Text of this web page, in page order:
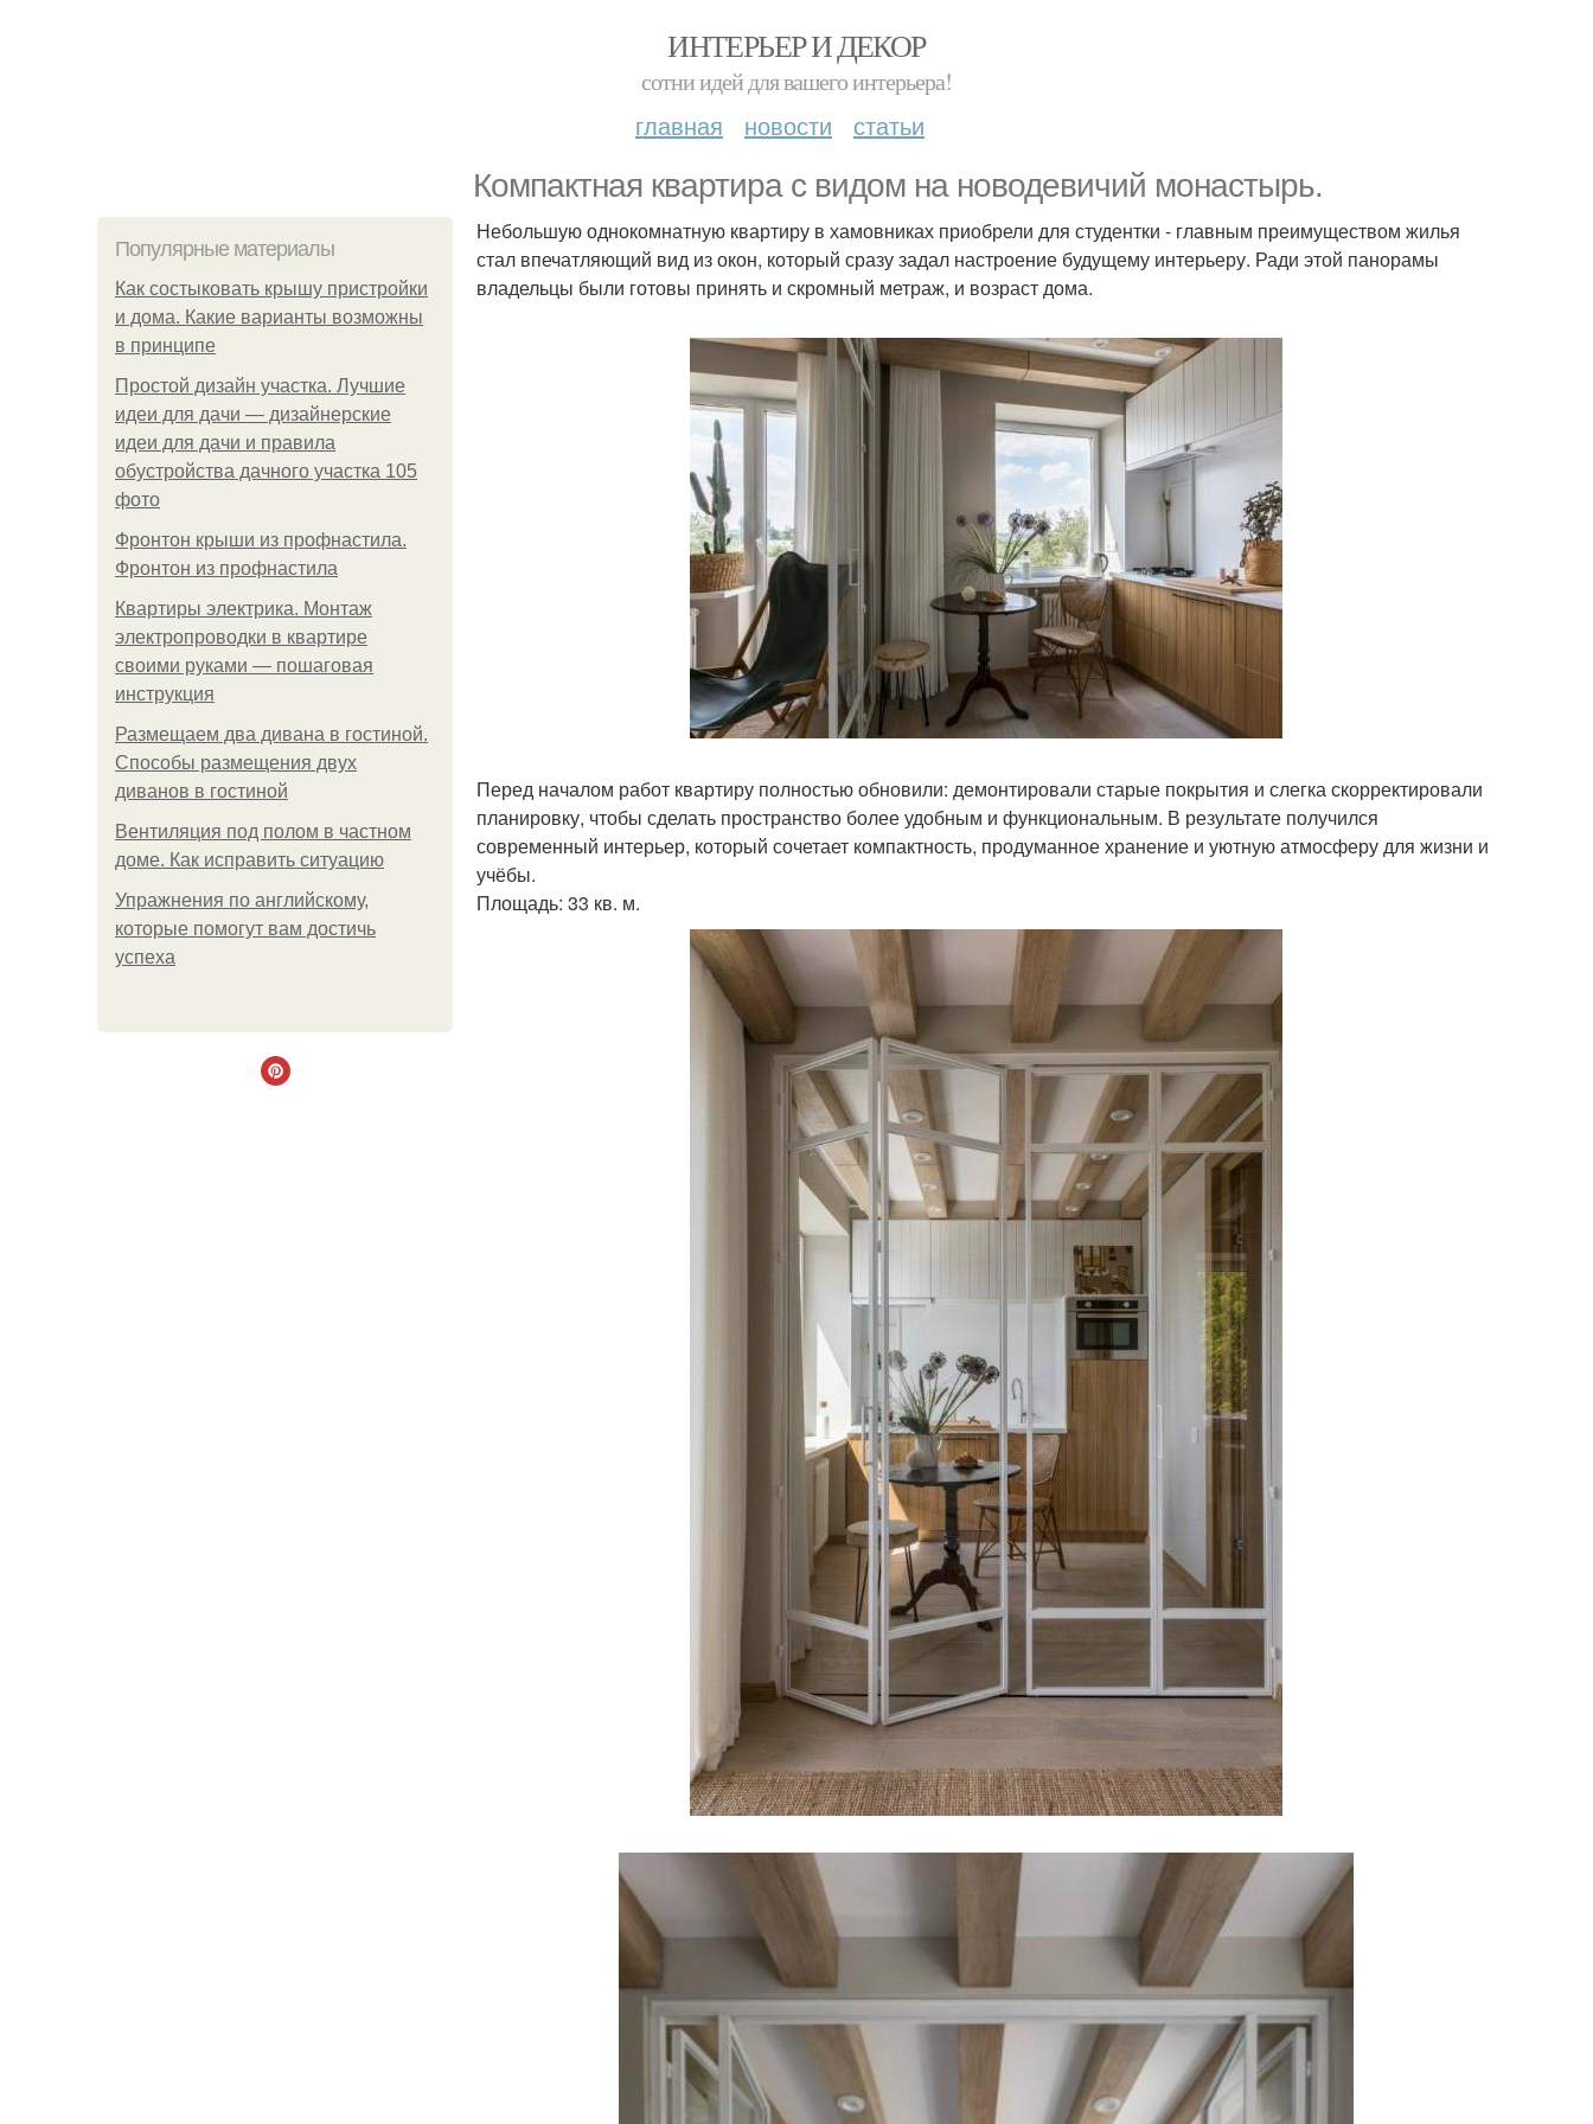
ИНТЕРЬЕР И ДЕКОР
сотни идей для вашего интерьера!
главная новости статьи
Компактная квартира с видом на новодевичий монастырь.
Популярные материалы
Как состыковать крышу пристройки
и дома. Какие варианты возможны
в принципе
Простой дизайн участка. Лучшие
идеи для дачи — дизайнерские
идеи для дачи и правила
обустройства дачного участка 105
фото
Фронтон крыши из профнастила.
Фронтон из профнастила
Квартиры электрика. Монтаж
электропроводки в квартире
своими руками — пошаговая
инструкция
Размещаем два дивана в гостиной.
Способы размещения двух
диванов в гостиной
Вентиляция под полом в частном
доме. Как исправить ситуацию
Упражнения по английскому,
которые помогут вам достичь
успеха
Небольшую однокомнатную квартиру в хамовниках приобрели для студентки - главным преимуществом жилья
стал впечатляющий вид из окон, который сразу задал настроение будущему интерьеру. Ради этой панорамы
владельцы были готовы принять и скромный метраж, и возраст дома.
Перед началом работ квартиру полностью обновили: демонтировали старые покрытия и слегка скорректировали
планировку, чтобы сделать пространство более удобным и функциональным. В результате получился
современный интерьер, который сочетает компактность, продуманное хранение и уютную атмосферу для жизни и
учёбы.
Площадь: 33 кв. м.